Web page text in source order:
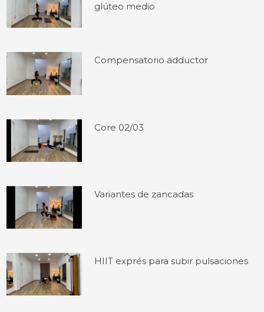
glúteo medio
Compensatorio adductor
Core 02/03
Variantes de zancadas
HIIT exprés para subir pulsaciones